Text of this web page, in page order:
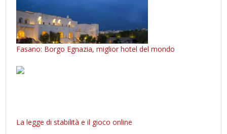
Fasano: Borgo Egnazia, miglior hotel del mondo
La legge di stabilità e il gioco online